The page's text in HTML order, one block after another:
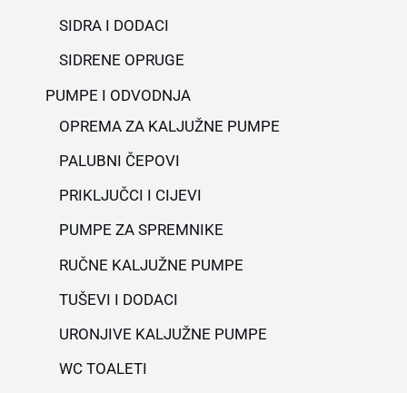
SIDRA I DODACI
SIDRENE OPRUGE
PUMPE I ODVODNJA
OPREMA ZA KALJUŽNE PUMPE
PALUBNI ČEPOVI
PRIKLJUČCI I CIJEVI
PUMPE ZA SPREMNIKE
RUČNE KALJUŽNE PUMPE
TUŠEVI I DODACI
URONJIVE KALJUŽNE PUMPE
WC TOALETI